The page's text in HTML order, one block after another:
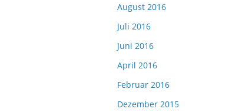
August 2016
Juli 2016
Juni 2016
April 2016
Februar 2016
Dezember 2015